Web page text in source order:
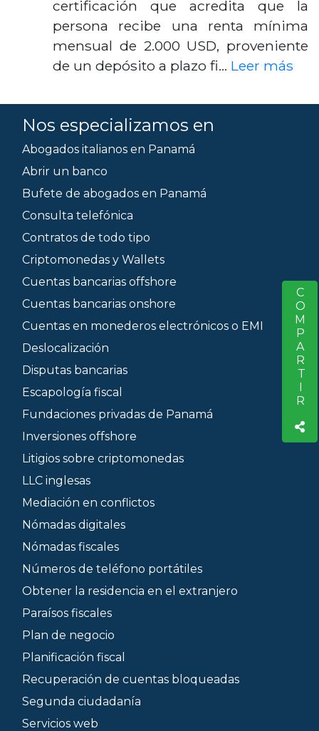
certificación que acredita que la
persona recibe una renta mínima
mensual de 2.000 USD, proveniente
de un depósito a plazo fi… Leer más
COMPARTIR
Nos especializamos en
Abogados italianos en Panamá
Abrir un banco
Bufete de abogados en Panamá
Consulta telefónica
Contratos de todo tipo
Criptomonedas y Wallets
Cuentas bancarias offshore
Cuentas bancarias onshore
Cuentas en monederos electrónicos o EMI
Deslocalización
Disputas bancarias
Escapología fiscal
Fundaciones privadas de Panamá
Inversiones offshore
Litigios sobre criptomonedas
LLC inglesas
Mediación en conflictos
Nómadas digitales
Nómadas fiscales
Números de teléfono portátiles
Obtener la residencia en el extranjero
Paraísos fiscales
Plan de negocio
Planificación fiscal
Recuperación de cuentas bloqueadas
Segunda ciudadanía
Servicios web